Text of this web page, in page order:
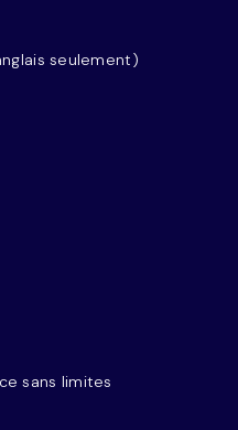
seulement)
sans limites